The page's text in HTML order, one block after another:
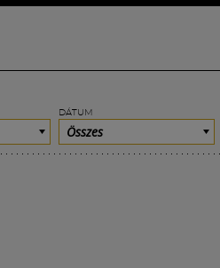
DÁTUM
Összes